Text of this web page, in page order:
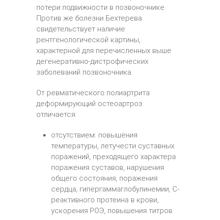
потери подвижности в позвоночнике.
Против же болезни Бехтерева
свидетельствует наличие
рентгенологической картины,
характерной для перечисленных выше
дегенеративно-дистрофических
заболеваний позвоночника.
От ревматического полиартрита
деформирующий остеоартроз
отличается:
отсутствием: повышения
температуры, летучести суставных
поражений, преходящего характера
поражения суставов, нарушения
общего состояния, поражения
сердца, гипергаммаглобулинемии, С-
реактивного протеина в крови,
ускорения РОЭ, повышения титров